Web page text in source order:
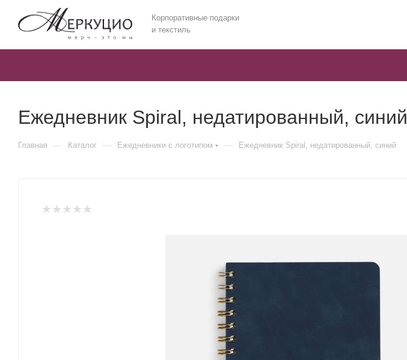
Корпоративные подарки
и текстиль
Ежедневник Spiral, недатированный, синий
Главная — Каталог — Ежедневники c логотипом — Ежедневник Spiral, недатированный, синий